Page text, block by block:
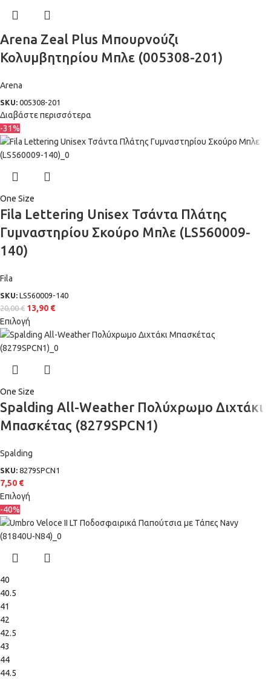
Arena Zeal Plus Μπουρνούζι
Κολυμβητηρίου Μπλε (005308-201)
Arena
SKU: 005308-201
Διαβάστε περισσότερα
-31%
One Size
Fila Lettering Unisex Τσάντα Πλάτης
Γυμναστηρίου Σκούρο Μπλε (LS560009-
140)
Fila
SKU: LS560009-140
20,00€ 13,90 €
Επιλογή
One Size
Spalding All-Weather Πολύχρωμο Διχτάκι
Μπασκέτας (8279SPCN1)
Spalding
SKU: 8279SPCN1
7,50 €
Επιλογή
-40%
40
40.5
41
42
42.5
43
44
44.5